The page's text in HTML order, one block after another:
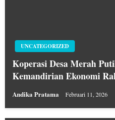
UNCATEGORIZED
Koperasi Desa Merah
Kemandirian Ekonomi
Andika Pratama Februari 11, 2026